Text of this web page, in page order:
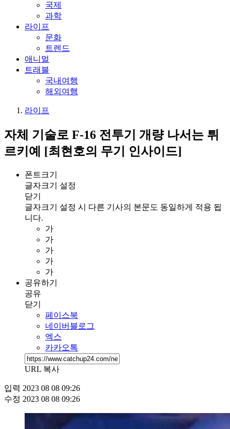
국제
과학
라이프
문화
트렌드
애니멀
트래블
국내여행
해외여행
라이프
자체 기술로 F-16 전투기 개량 나서는 튀
르키예 [최현호의 무기 인사이드]
폰트크기
글자크기 설정
닫기
글자크기 설정 시 다른 기사의 본문도 동일하게 적용 됩
니다.
가
가
가
가
가
공유하기
공유
닫기
페이스북
네이버블로그
엑스
카카오톡
URL 복사
입력 2023 08 08 09:26
수정 2023 08 08 09:26